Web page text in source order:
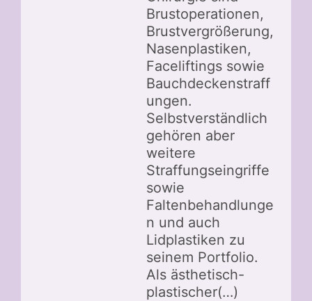
Brustoperationen,
Brustvergrößerung,
Nasenplastiken,
Faceliftings sowie
Bauchdeckenstraff
ungen.
Selbstverständlich
gehören aber
weitere
Straffungseingriffe
sowie
Faltenbehandlunge
n und auch
Lidplastiken zu
seinem Portfolio.
Als ästhetisch-
plastischer(…)